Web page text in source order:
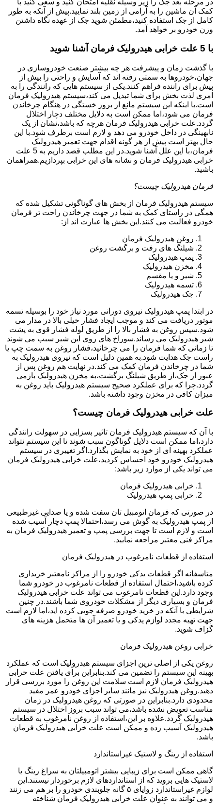
در مرحله بعد جک را زیر وسیله نقلیه امتحان کنید و سعی کنید با
کمک آن ماشین را به آرامی از زمین بلند نمایید.پیش از آنکه به طور
کامل از جک استفاده کنید،مطمئن شوید جک از عهده نگاه داشتن
وزن خودرو بر خواهد آمد.
با 5 علت خرابی هیدرولیک فرمان آشنا شوید
با گذشت زمان و پیشرفت هر چه بیشتر صنعت خودروسازی در
جهان،خودروها به سمتی رفته اند که آسایش و راحتی را بیش از
پیش برای راننده فراهم کنند.یکی از سیستم هایی که رانندگی را به
امری لذت بخش برای شما تبدیل می کند،سیستم هیدرولیک فرمان
است.با اینکه این سیستم مانع از بروز خستگی در هنگام چرخاندن
فرمان می شود،اما ممکن است به دلایل مختلف دچار اختلال
گردد.علت خرابی هیدرولیک فرمان هرچه که باشد،نشان از یک
نابهینگی در داخل خودرو می دهد و لازم است برطرف شود.با این
حال بهتر است پیش از هر گونه اقدام جهت تعمیر هیدرولیک
فرمان،با این علل آشنا شوید.در این مطلب قصد داریم به 5 علت
خرابی هیدرولیک فرمان و نشانه های این خرابی بپردازیم.همراهمان
باشید.
فرمان هیدرولیک چیست؟
سیستم هیدرولیک فرمان از بخش های گوناگونی تشکیل شده که
همگی در راستای کمک به شما در جهت چرخاندن راحت تر فرمان
خودرو فعالیت می کنند.این بخش ها عبارت اند از:
روغن هیدرولیک فرمان
شیلنگ های رفت و برگشت روغن
پمپ هیدرولیک
مخزن هیدرولیک
شیر و یا مقسم
تسمه هیدرولیک
جک هیدرولیک
در ابتدا پمپ هیدرولیک نیروی دورانی مورد نیاز خود را بوسیله تسمه
موتور دریافت می کند و موجب ایجاد فشار خیلی بالا در مدار می
شود.سپس روغن به فشار بالا را از طریق لوله فشار قوی به پشت
شیر هیدرولیک می رساند.سوراخ های روی این شیر سبب می شوند
تا زمانی که شما فرمان را می چرخانید،فشار روغن به سمت چپ یا
راست جک هدایت شود.به همین دلیل است که نیروی هیدرولیک به
شما در چرخاندن فرمان کمک می کند.در نهایت هم روغن پس از
عبور از جک،از طریق شیلنگ برگشت،به مخزن هیدرولیک بازمی
گردد.چرا که برای عملکرد صحیح سیستم هیدرولیک باید روغن به
میزان کافی در مخزن وجود داشته باشد.
علت خرابی هیدرولیک فرمان چیست؟
با آن که سیستم هیدرولیک فرمان تاثیر بسزایی در سهولت رانندگی
دارد،اما ممکن است دلایل گوناگون سبب شوند تا این سیستم نتواند
عملکرد بهینه ای از خود به نمایش بگذارد.اگر تغییری در سیستم
هیدرولیک خودرو خود احساس کردید،علت خرابی هیدرولیک فرمان
می تواند یکی از موارد زیر باشد:
خرابی هیدرولیک فرمان
خرابی پمپ هیدرولیک
در صورتی که فرمان اتومبیل تان سفت شده و یا صدایی غیرطبیعی
از پمپ هیدرولیک به گوش می رسد،احتمالا پمپ دچار آسیب شده
است و لازم است تا جهت بررسی پمپ و تعمیر هیدرولیک فرمان به
مراکز فنی معتبر مراجعه نمایید.
استفاده از قطعات نامرغوب در هیدرولیک فرمان
متاسفانه اگر قطعات یدکی خودرو را از مراکز نامعتبر خریداری
کرده باشید،احتمال استفاده از قطعات نامرغوب در خودرو شما
وجود دارد.این قطعات نامرغوب می تواند علت خرابی هیدرولیک
فرمان و بسیاری دیگر از مشکلات خودروی شما باشند.در چنین
شرایطی با آنکه در خرید خودرو صرفه جویی کرده اید،اما لازم است
جهت تهیه مجدد لوازم یدکی و یا تعمیر آن ها متحمل هزینه های
گزاف شوید.
خرابی روغن هیدرولیک فرمان
روغن یکی از اصلی ترین اجزای سیستم هیدرولیک است که عملکرد
بهینه این سیستم را تضمین می کند.بنابراین برای یافتن علت خرابی
هیدرولیک فرمان لازم است سلامت این روغن را مورد بررسی قرار
دهید.روغن هیدرولیک نیز مانند سایر اجزای خودرو عمر مفید
محدودی دارد.بنابراین در صورتی که روغن هیدرولیک در زمان
مناسب تعویض نشده باشد،می تواند سبب بروز اختلال در سیستم
هیدرولیک گردد.علاوه بر این،استفاده از روغن نامرغوب به قطعات
هیدرولیک آسیب زده و ممکن است علت خرابی هیدرولیک فرمان
باشد.
استفاده از رینگ و لاستیک غیراستاندارد
گاهی ممکن است برای زیبایی بیشتر اتومبیلتان به سراغ رینگ یا
لاستیک هایی بروید که از استانداردهای لازم برخوردار نیستند.این
لوازم غیراستاندارد زوایای ۵ گانه جلوبندی خودرو را بر هم می زنند
و می توانند به عنوان علت خرابی هیدرولیک فرمان شناخته